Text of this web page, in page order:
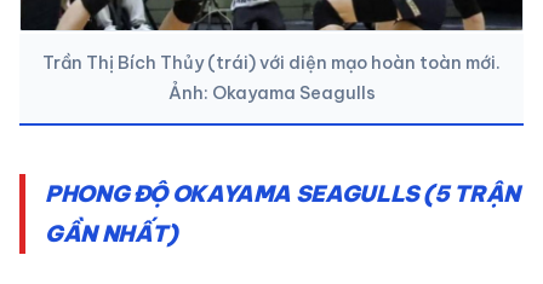
Trần Thị Bích Thủy (trái) với diện mạo hoàn toàn mới.
Ảnh: Okayama Seagulls
PHONG ĐỘ OKAYAMA SEAGULLS (5 TRẬN
GẦN NHẤT)